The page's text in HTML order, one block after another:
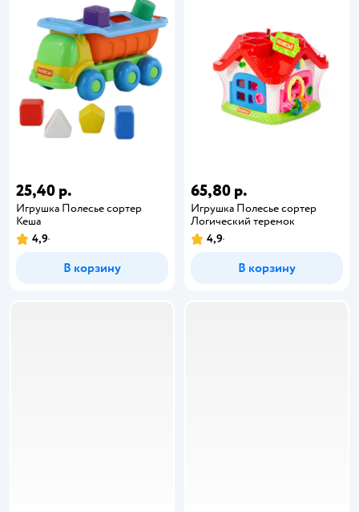
25,40 р.
Игрушка Полесье сортер
Кеша
4,9
В корзину
65,80 р.
Игрушка Полесье сортер
Логический теремок
4,9
В корзину